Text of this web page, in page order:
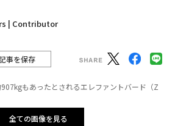
| Contributor
事を保存
もあったとされるエレファントバード（Z
全ての画像を見る